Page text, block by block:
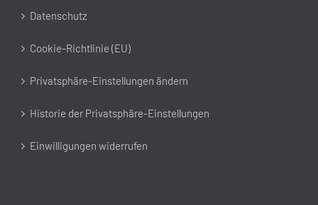
Datenschutz
Cookie-Richtlinie (EU)
Privatsphäre-Einstellungen ändern
Historie der Privatsphäre-Einstellungen
Einwilligungen widerrufen